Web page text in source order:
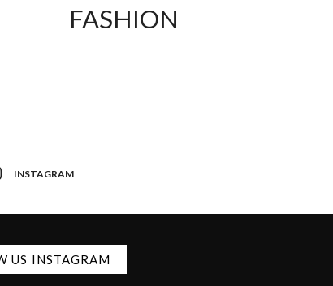
FASHION
INSTAGRAM
US INSTAGRAM